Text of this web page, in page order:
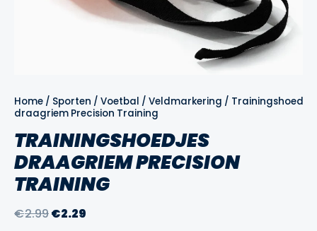
Home / Sporten / Voetbal / Veldmarkering / Trainingshoedjes
draagriem Precision Training
TRAININGSHOEDJES
DRAAGRIEM PRECISION
TRAINING
€2.99Oorspronkelijke
€2.29